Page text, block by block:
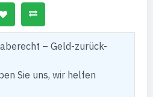
– Geld-zurück-
Sie uns, wir helfen